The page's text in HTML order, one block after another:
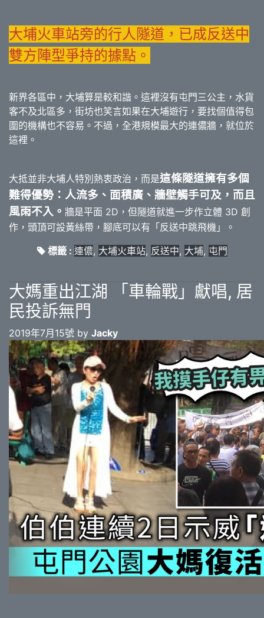
大埔火車站旁的行人隧道，已成反送中
雙方陣型爭持的據點。
新界各區中，大埔算是較和諧。這裡沒有屯門三公主，水貨
客不及北區多，街坊也笑言如果在大埔遊行，要找個值得包
圍的機構也不容易。不過，全港規模最大的連儂牆，就位於
這裡。
大抵並非大埔人特別熱衷政治，而是這條隧道擁有多個
難得優勢：人流多、面積廣、牆壁觸手可及，而且
風雨不入。 牆是平面 2D，但隧道就進一步作立體 3D 創
作，頭頂可設黃絲帶，腳底可以有「反送中跳飛機」。
標籤 : 連儂, 大埔火車站, 反送中, 大埔, 屯門
大媽重出江湖 「車輪戰」獻唱, 居
民投訴無門
2019年7月15號 by Jacky